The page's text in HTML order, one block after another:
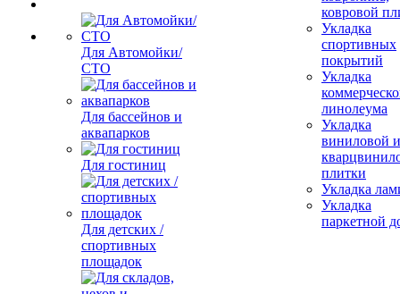
Для Автомойки/
СТО
Для бассейнов и
аквапарков
Для гостиниц
Для детских /
спортивных
площадок
ковровой
Укладка
спортивных
покрытий
Укладка
линолеума
Укладка
виниловой и
плитки
Укладка
Укладка
паркетной